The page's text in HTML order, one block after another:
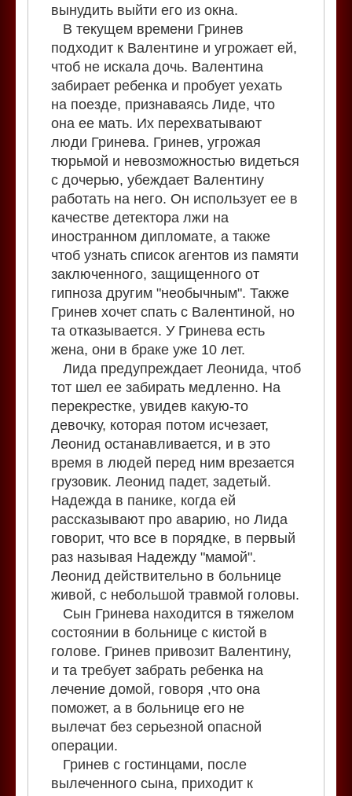
вынудить выйти его из окна.
В текущем времени Гринев
подходит к Валентине и угрожает ей,
чтоб не искала дочь. Валентина
забирает ребенка и пробует уехать
на поезде, признаваясь Лиде, что
она ее мать. Их перехватывают
люди Гринева. Гринев, угрожая
тюрьмой и невозможностью видеться
с дочерью, убеждает Валентину
работать на него. Он использует ее в
качестве детектора лжи на
иностранном дипломате, а также
чтоб узнать список агентов из памяти
заключенного, защищенного от
гипноза другим "необычным". Также
Гринев хочет спать с Валентиной, но
та отказывается. У Гринева есть
жена, они в браке уже 10 лет.
Лида предупреждает Леонида, чтоб
тот шел ее забирать медленно. На
перекрестке, увидев какую-то
девочку, которая потом исчезает,
Леонид останавливается, и в это
время в людей перед ним врезается
грузовик. Леонид падет, задетый.
Надежда в панике, когда ей
рассказывают про аварию, но Лида
говорит, что все в порядке, в первый
раз называя Надежду "мамой".
Леонид действительно в больнице
живой, с небольшой травмой головы.
Сын Гринева находится в тяжелом
состоянии в больнице с кистой в
голове. Гринев привозит Валентину,
и та требует забрать ребенка на
лечение домой, говоря ,что она
поможет, а в больнице его не
вылечат без серьезной опасной
операции.
Гринев с гостинцами, после
вылеченного сына, приходит к